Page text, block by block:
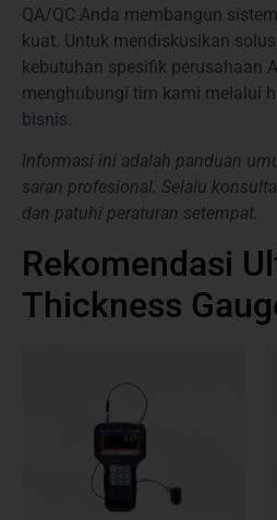
QA/QC Anda membangun
kuat. Untuk mendiskusikan
kebutuhan spesifik perusahaan
menghubungi tim kami melalui
bisnis
Informasi ini adalah panduan
saran profesional. Selalu
dan patuhi peraturan setempat.
Rekomendasi
Thickness